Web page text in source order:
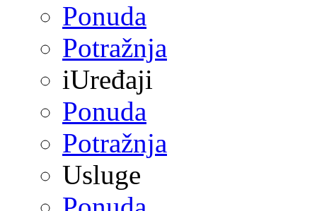
Ponuda
Potražnja
iUređaji
Ponuda
Potražnja
Usluge